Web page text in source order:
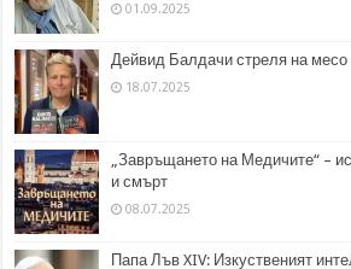
01.09.2025
Дейвид Балдачи стреля на месо
18.07.2025
„Завръщането на Медичите“ –
и смърт
08.07.2025
Папа Лъв XIV: Изкуственият